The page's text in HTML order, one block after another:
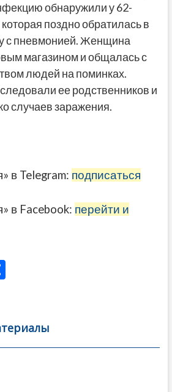
обнаружили у 62-
поздно обратилась в
с пневмонией. Женщина
магазином и общалась с
людей на поминках.
ее родственников и
случаев заражения.
в Telegram: подписаться
в Facebook: перейти и
О
а
в